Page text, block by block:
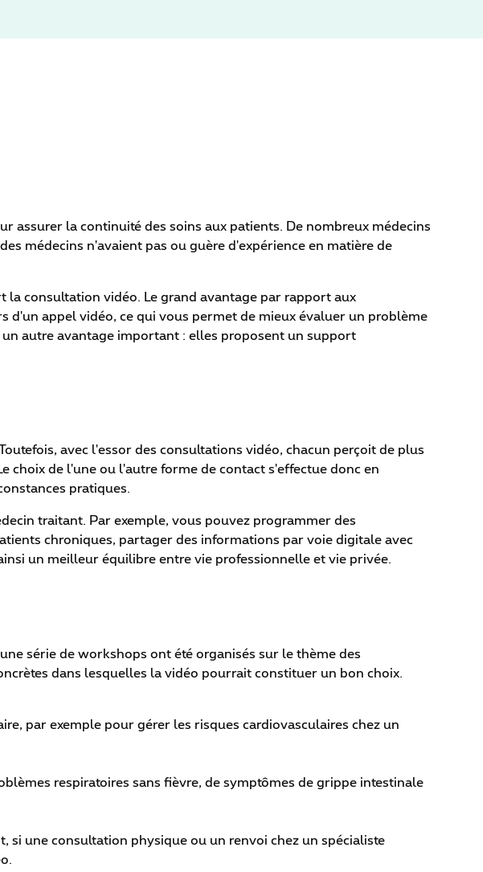
la continuité des soins aux patients. De nombreux médecins
médecins n'avaient pas ou guère d'expérience en matière de
consultation vidéo. Le grand avantage par rapport aux
appel vidéo, ce qui vous permet de mieux évaluer un problème
autre avantage important : elles proposent un support
avec l'essor des consultations vidéo, chacun perçoit de plus
choix de l'une ou l'autre forme de contact s'effectue donc en
pratiques.
traitant. Par exemple, vous pouvez programmer des
chroniques, partager des informations par voie digitale avec
un meilleur équilibre entre vie professionnelle et vie privée.
série de workshops ont été organisés sur le thème des
dans lesquelles la vidéo pourrait constituer un bon choix.
par exemple pour gérer les risques cardiovasculaires chez un
respiratoires sans fièvre, de symptômes de grippe intestinale
si une consultation physique ou un renvoi chez un spécialiste